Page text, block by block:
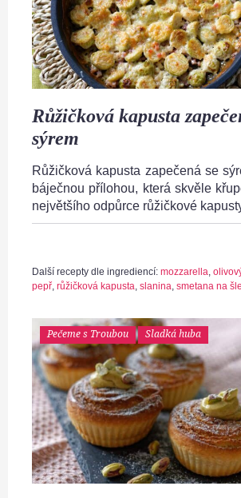
Růžičková kapusta
sýrem
Růžičková kapusta zapečená se
báječnou přílohou, která skvěle
největšího odpůrce růžičkové
Další recepty dle ingrediencí: mozzarella
pepř růžičková kapusta slanina smetana na
Pečeme s Troubou Sladká huba